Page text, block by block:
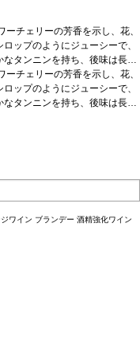
チェリーの芳香を示し、花、
ップのようにジューシーで、
タンニンを持ち、後味は長く
・サラミなどの薄切りと好相
ン、17% プティ・ヴェルド
在庫切れの場合、在庫があり価
チェリーの芳香を示し、花、
ップのようにジューシーで、
タンニンを持ち、後味は長く
れます、ご了承ください。
ワイン ブランデー 酒精強化ワイン